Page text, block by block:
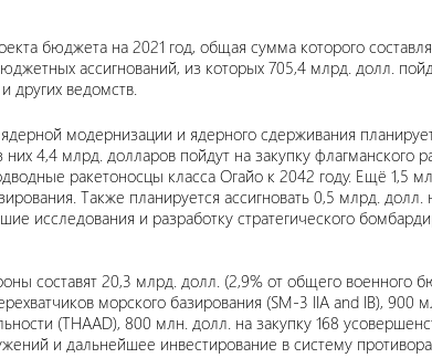
бюджета на 2021 год, общая сумма которого
ассигнований, из которых 705,4 млрд. долл.
других ведомств.
модернизации и ядерного сдерживания
них 4,4 млрд. долларов пойдут на закупку флагманского
ракетоносцы класса Огайо к 2042 году. Ещё 1,5
Также планируется ассигновать 0,5 млрд.
исследования и разработку стратегического
составят 20,3 млрд. долл. (2,9% от общего
морского базирования (SM-3 IIA and IB), 900
(THAAD), 800 млн. долл. на закупку 168
и дальнейшее инвестирование в систему